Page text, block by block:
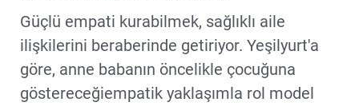
Güçlü empati kurabilmek, sağlıklı aile
ilişkilerini beraberinde getiriyor. Yeşilyurt'a
göre, anne babanın öncelikle çocuğuna
göstereceğiempatik yaklaşımla rol model